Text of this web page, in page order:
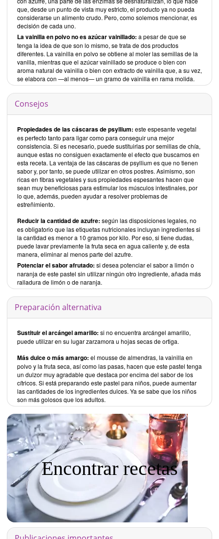
que, desde un punto de vista muy estricto, el producto ya no pueda
considerarse un alimento crudo. Pero, como solemos mencionar, es
decisión de cada uno.
La vainilla en polvo no es azúcar vainillado: a pesar de que se
tenga la idea de que son lo mismo, se trata de dos productos
diferentes. La vainilla en polvo se obtiene al moler las semillas de la
vanilla, mientras que el azúcar vainillado se produce o bien con
aroma natural de vainilla o bien con extracto de vainilla que, a su vez,
se elabora con —al menos— un gramo de vainilla en rama molida.
Consejos
Propiedades de las cáscaras de psyllium: este espesante vegetal
es perfecto tanto para ligar como para conseguir una mejor
consistencia. Si es necesario, puede sustituirlas por semillas de chía,
aunque estas no consiguen exactamente el efecto que buscamos en
esta receta. La ventaja de las cáscaras de psyllium es que no tienen
sabor y, por tanto, se puede utilizar en otros postres. Asimismo, son
ricas en fibras vegetales y sus propiedades espesantes hacen que
sean muy beneficiosas para estimular los músculos intestinales, por
lo que, además, pueden ayudar a resolver problemas de
estreñimiento.
Reducir la cantidad de azufre: según las disposiciones legales, no
es obligatorio que las etiquetas nutricionales incluyan ingredientes si
la cantidad es menor a 10 gramos por kilo. Por eso, si tiene dudas,
puede lavar previamente la fruta seca en agua caliente y, de esta
manera, eliminar al menos parte del azufre.
Potenciar el sabor afrutado: si desea potenciar el sabor a limón o
naranja de este pastel sin utilizar ningún otro ingrediente, añada más
ralladura de limón o de naranja.
Preparación alternativa
Sustituir el arcángel amarillo: si no encuentra arcángel amarillo,
puede utilizar en su lugar zarzamora u hojas secas de ortiga.
Más dulce o más amargo: el mousse de almendras, la vainilla en
polvo y la fruta seca, así como las pasas, hacen que este pastel tenga
un dulzor muy agradable que destaca por encima del sabor de los
cítricos. Si está preparando este pastel para niños, puede aumentar
las cantidades de los ingredientes dulces. Ya se sabe que los niños
son más golosos que los adultos.
Encontrar recetas